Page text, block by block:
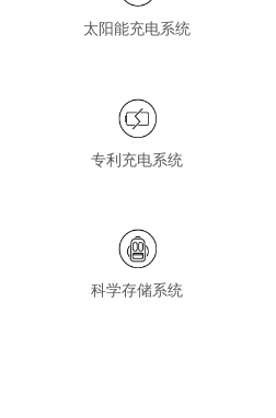
太阳能充电系统
专利充电系统
科学存储系统